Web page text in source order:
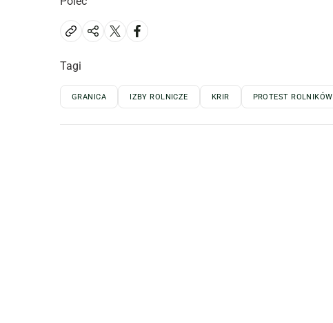
Tagi
GRANICA IZBY ROLNICZE KRIR PROTEST ROLNIKÓW